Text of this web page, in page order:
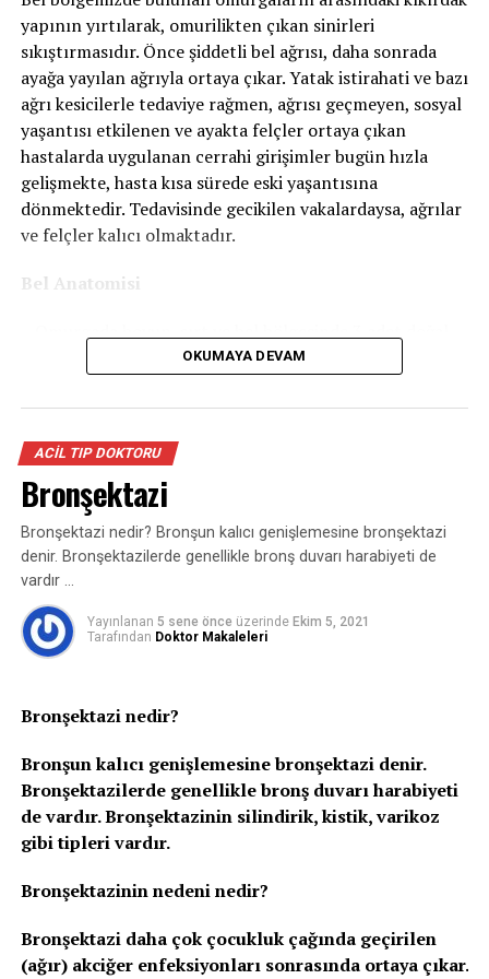
Boyun Fıtığı Tedavi Edilir?
Medikal tedavi, boyun kaslarını kuvvetlendiren egzersiz
programları, enjeksiyon uygulamaları veya ameliyat ile
yapılmaktadır.
Ayrıntılı bilgi ve tedavi için mutlaka doktorunuza
iletişime geçin.
Bel Kayması
yapının yırtılarak, omurilikten çıkan sinirleri
sıkıştırmasıdır. Önce şiddetli bel ağrısı, daha sonrada
ayağa yayılan ağrıyla ortaya çıkar. Yatak istirahati ve bazı
ağrı kesicilerle tedaviye rağmen, ağrısı geçmeyen, sosyal
yaşantısı etkilenen ve ayakta felçler ortaya çıkan
hastalarda uygulanan cerrahi girişimler bugün hızla
gelişmekte, hasta kısa sürede eski yaşantısına
dönmektedir. Tedavisinde gecikilen vakalardaysa, ağrılar
ve felçler kalıcı olmaktadır.
Bel Anatomisi
– Bu eğrilikler sayesinde omurgamız üstüne düşen yük
edebilir.
– Bel bölgesi 5 adet omur ve sakrum(sağrı) kemiğinden
oluşur.
– Omurlar üst üste gelerek; içinden omurilik ve
sinirlerin geçtiği omurga kanalını oluşturur.
– Omurga omuriliği ve sinirleri korur; vücudumuzun
hareketini sağlar.
– Omurlar birbirlerine önde “disk” dediğimiz yastıkçıklar,
– Diskler aslında omurların birbirine sürtünmesini
– Disklerin görevi yürüme, oturma, yük kaldırma
sırasında oluşan sarsıntıları emmek, omurların üzerine
düşen yükü eşit olarak azaltarak, ağırlığı dengeli
biçimde alt seviyelere iletmektir.
– Omurlar birbirlerine arkadan iki adet faset eklemi ile
– Her disk iki bölümden oluşur: sağlam liflerle örülmüş
OKUMAYA DEVAM
ACIL TIP DOKTORU
Bronşektazi
Bronşektazi nedir? Bronşun kalıcı genişlemesine bronşektazi
denir. Bronşektazilerde genellikle bronş duvarı harabiyeti de
vardır …
Yayınlanan 5 sene önce üzerinde Ekim 5, 2021
Tarafından Doktor Makaleleri
Bronşektazi nedir?
Bronşun kalıcı genişlemesine bronşektazi denir.
Bronşektazilerde genellikle bronş duvarı harabiyeti
de vardır. Bronşektazinin silindirik, kistik, varikoz
gibi tipleri vardır.
Bronşektazinin nedeni nedir?
Bronşektazi daha çok çocukluk çağında geçirilen
(ağır) akciğer enfeksiyonları sonrasında ortaya çıkar.